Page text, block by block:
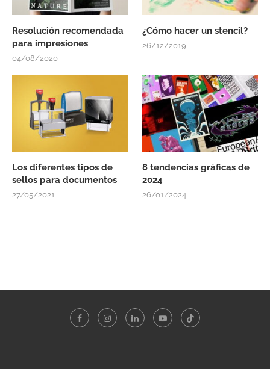
Resolución recomendada
para impresiones
04/08/2020
¿Cómo hacer un stencil?
26/12/2019
Los diferentes tipos de
sellos para documentos
27/05/2021
8 tendencias gráficas de
2024
26/01/2024